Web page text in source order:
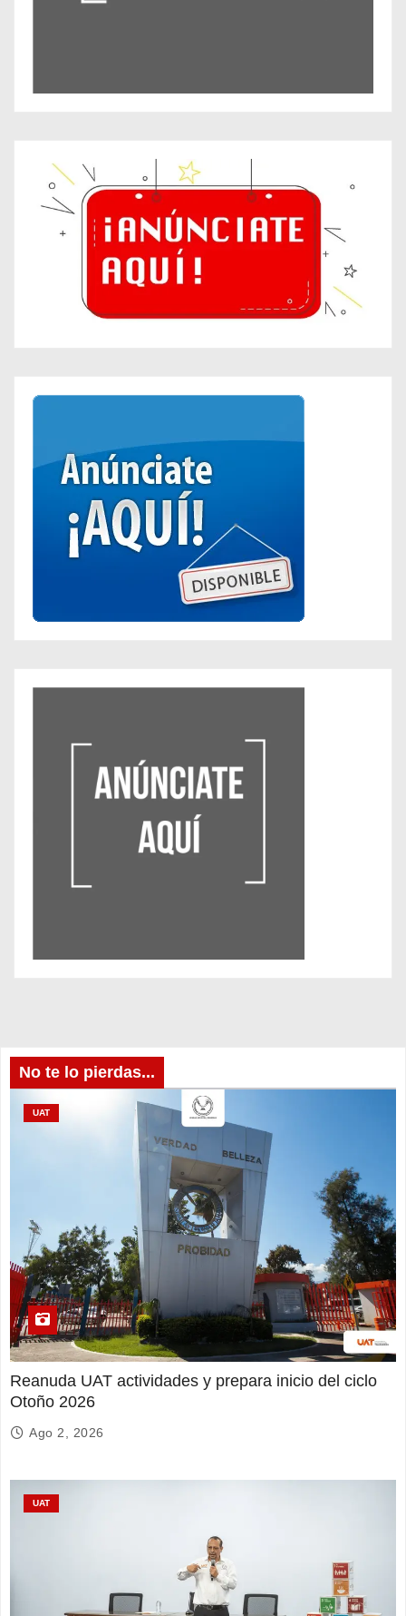
No te lo pierdas...
UAT
Reanuda UAT actividades y prepara inicio del ciclo
Otoño 2026
Ago 2, 2026
UAT